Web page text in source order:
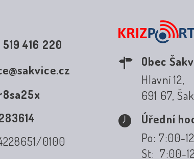
519 416 220
0100
Obec
Hlavní 12,
691 67,
Úřední
Po: 7:00-
St: 7:00-